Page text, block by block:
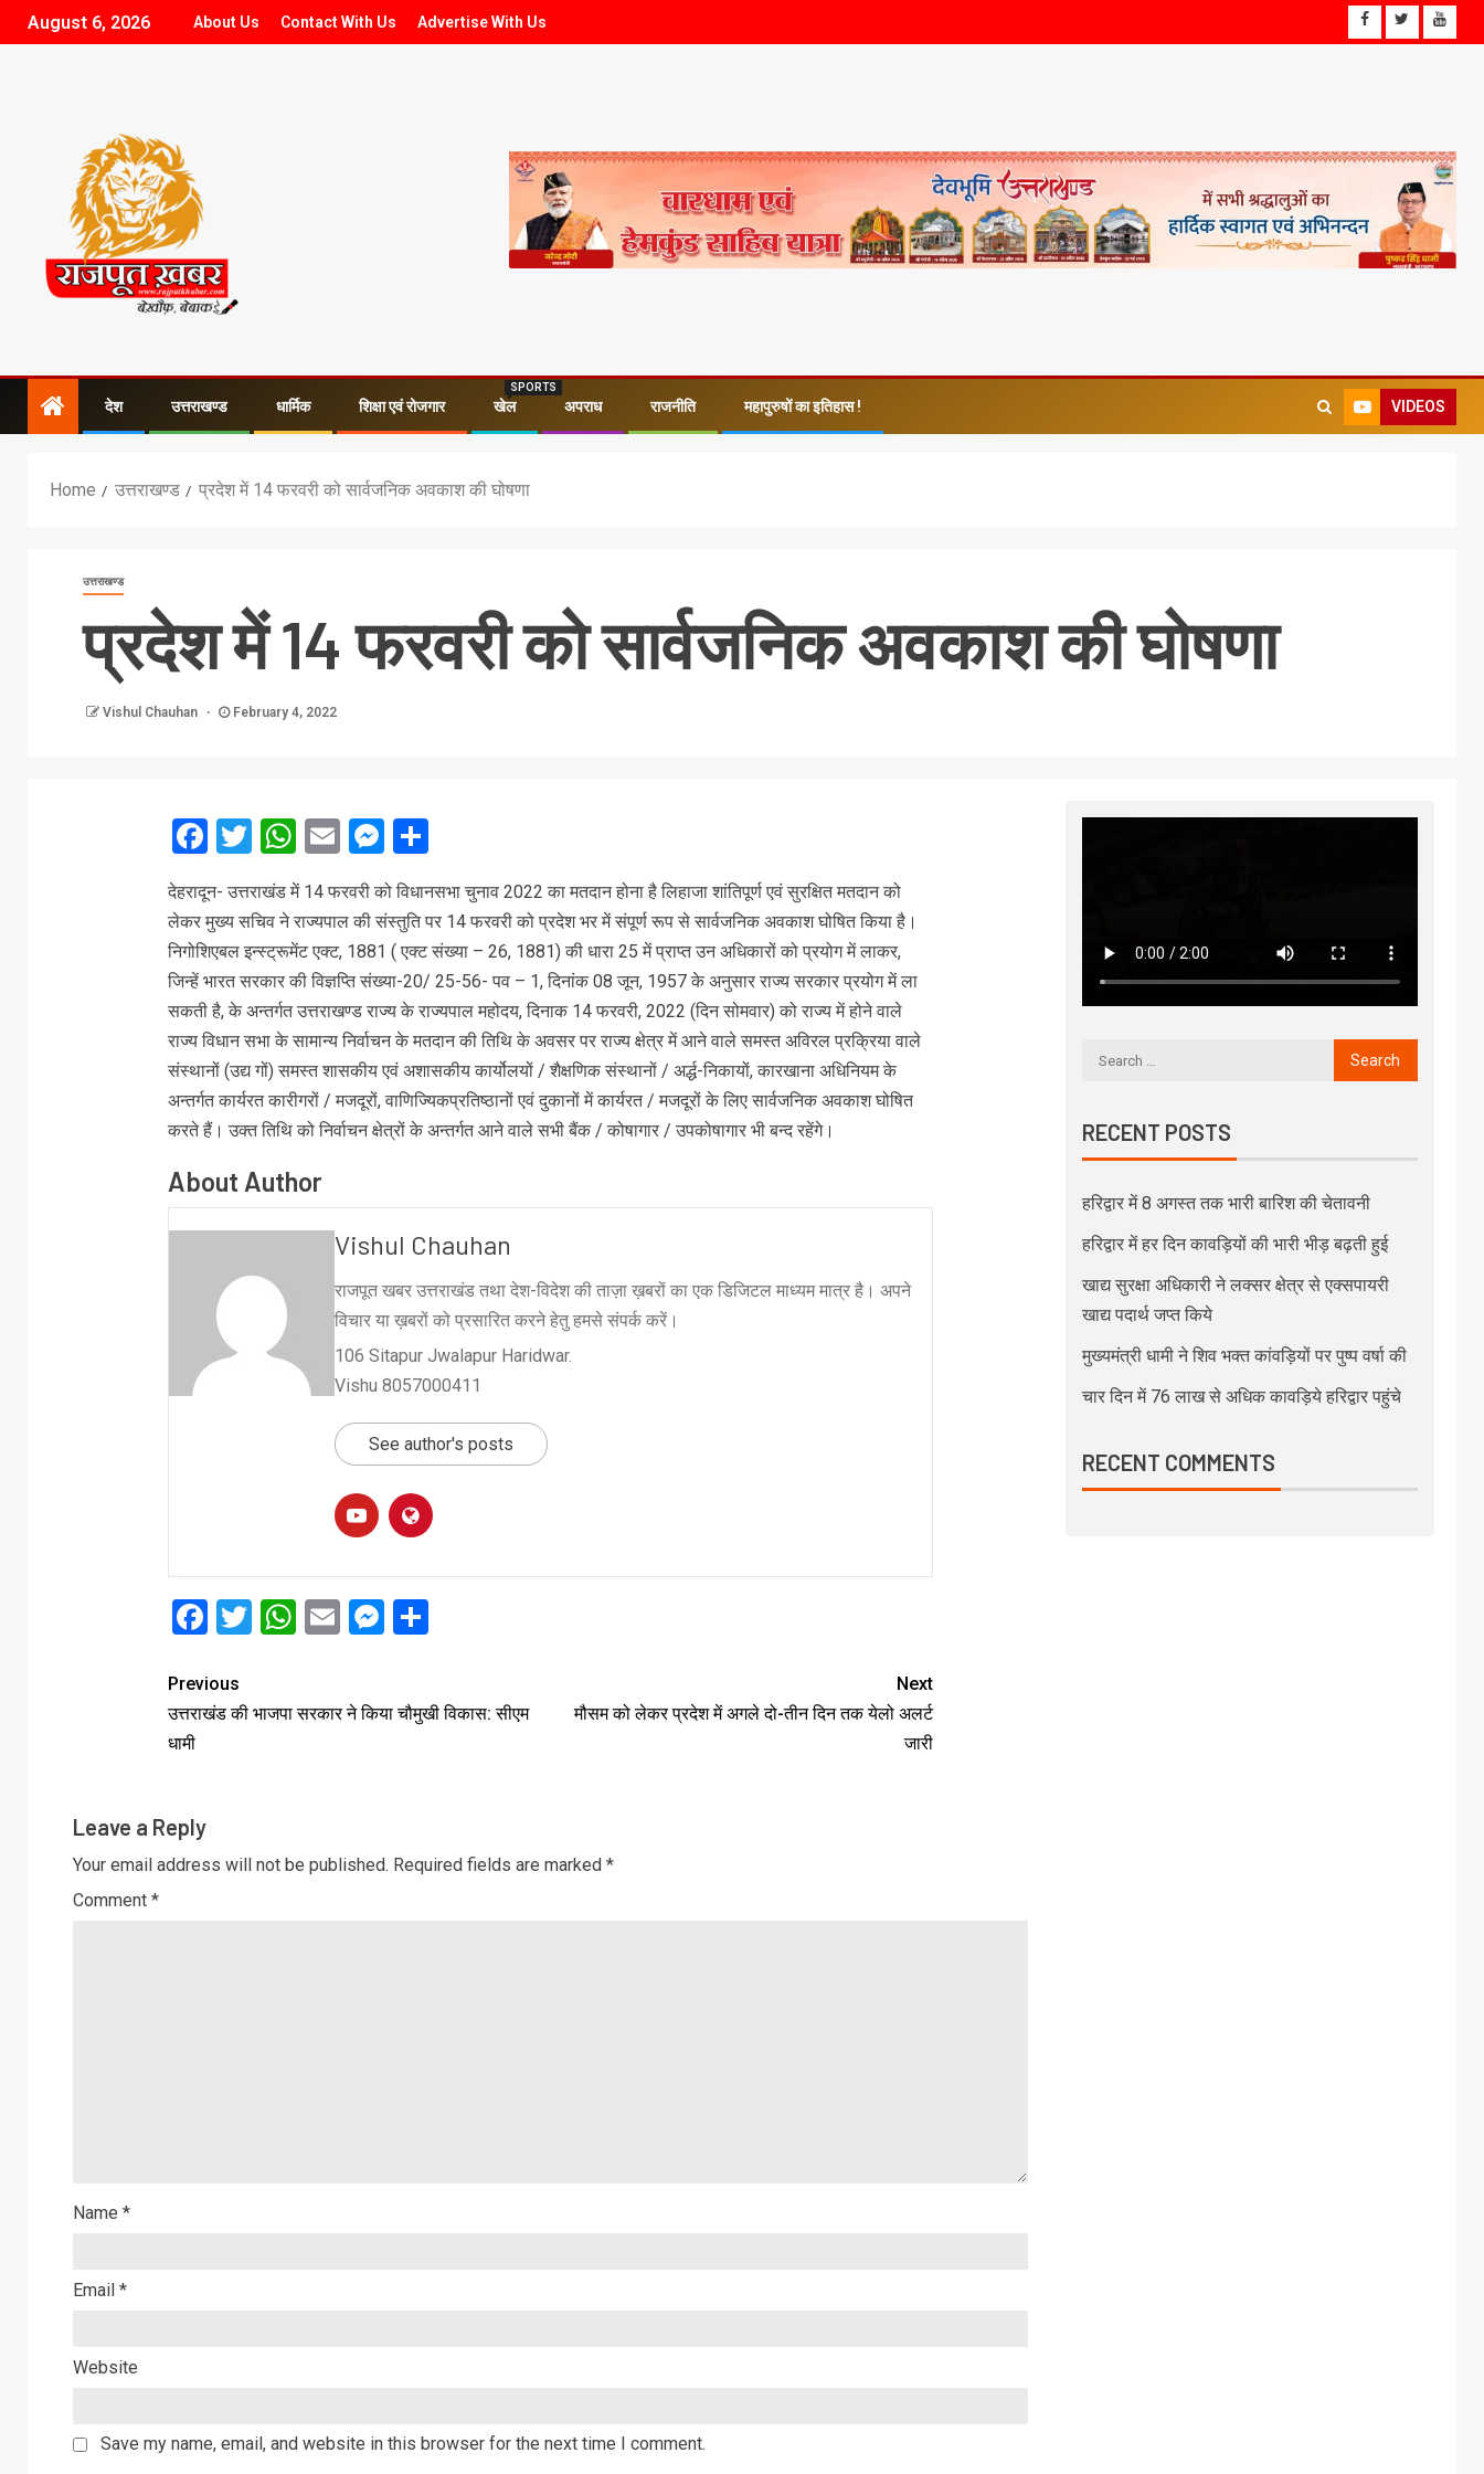
August 6, 2026 About Us Contact With Us Advertise With Us
देश उत्तराखण्ड धार्मिक शिक्षा एवं रोजगार खेल
SPORTS
अपराध राजनीति महापुरुषों का इतिहास ! VIDEOS
Home उत्तराखण्ड प्रदेश में 14 फरवरी को सार्वजनिक अवकाश की घोषणा
उत्तराखण्ड
प्रदेश में 14 फरवरी को सार्वजनिक अवकाश की घोषणा
Vishul Chauhan February 4, 2022
Facebook
Twitter
WhatsApp
EmailMessenger
Share
देहरादून- उत्तराखंड में 14 फरवरी को विधानसभा चुनाव 2022 का मतदान होना है लिहाजा शांतिपूर्ण एवं सुरक्षित मतदान को
लेकर मुख्य सचिव ने राज्यपाल की संस्तुति पर 14 फरवरी को प्रदेश भर में संपूर्ण रूप से सार्वजनिक अवकाश घोषित किया है।
निगोशिएबल इन्स्ट्रूमेंट एक्ट, 1881 ( एक्ट संख्या – 26, 1881) की धारा 25 में प्राप्त उन अधिकारों को प्रयोग में लाकर,
जिन्हें भारत सरकार की विज्ञप्ति संख्या-20/ 25-56- पव – 1, दिनांक 08 जून, 1957 के अनुसार राज्य सरकार प्रयोग में ला
सकती है, के अन्तर्गत उत्तराखण्ड राज्य के राज्यपाल महोदय, दिनाक 14 फरवरी, 2022 (दिन सोमवार) को राज्य में होने वाले
राज्य विधान सभा के सामान्य निर्वाचन के मतदान की तिथि के अवसर पर राज्य क्षेत्र में आने वाले समस्त अविरल प्रक्रिया वाले
संस्थानों (उद्य गों) समस्त शासकीय एवं अशासकीय कार्योलयों / शैक्षणिक संस्थानों / अर्द्ध-निकायों, कारखाना अधिनियम के
अन्तर्गत कार्यरत कारीगरों / मजदूरों, वाणिज्यिकप्रतिष्ठानों एवं दुकानों में कार्यरत / मजदूरों के लिए सार्वजनिक अवकाश घोषित
करते हैं। उक्त तिथि को निर्वाचन क्षेत्रों के अन्तर्गत आने वाले सभी बैंक / कोषागार / उपकोषागार भी बन्द रहेंगे।
About Author
Vishul Chauhan
राजपूत खबर उत्तराखंड तथा देश-विदेश की ताज़ा ख़बरों का एक डिजिटल माध्यम मात्र है। अपने
विचार या ख़बरों को प्रसारित करने हेतु हमसे संपर्क करें।
106 Sitapur Jwalapur Haridwar.
Vishu 8057000411
See author's posts
Facebook
Twitter
WhatsApp
EmailMessenger
Share
Previous
उत्तराखंड की भाजपा सरकार ने किया चौमुखी विकास: सीएम
धामी
Next
मौसम को लेकर प्रदेश में अगले दो-तीन दिन तक येलो अलर्ट
जारी
Leave a Reply
Your email address will not be published. Required fields are marked *
Comment *
Name *
Email *
Website
Save my name, email, and website in this browser for the next time I comment.
RECENT POSTS
हरिद्वार में 8 अगस्त तक भारी बारिश की चेतावनी
हरिद्वार में हर दिन कावड़ियों की भारी भीड़ बढ़ती हुई
खाद्य सुरक्षा अधिकारी ने लक्सर क्षेत्र से एक्सपायरी
खाद्य पदार्थ जप्त किये
मुख्यमंत्री धामी ने शिव भक्त कांवड़ियों पर पुष्प वर्षा की
चार दिन में 76 लाख से अधिक कावड़िये हरिद्वार पहुंचे
RECENT COMMENTS